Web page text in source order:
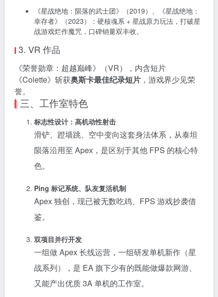
《星战绝地：陨落的武士团》（2019）、《星战绝地：
幸存者》（2023）：硬核魂系 + 星战原力玩法，打破星
战游戏烂作魔咒，口碑销量双丰收。
3. VR 作品
《荣誉勋章：超越巅峰》（VR），内含短片
《Colette》斩获奥斯卡最佳纪录短片 ，游戏界少见荣
誉。
三、工作室特色
标志性设计：高机动性射击
滑铲、蹬墙跳、空中变向这套身法体系，从泰坦
陨落沿用至 Apex，是区别于其他 FPS 的核心特
色。
Ping 标记系统、队友复活机制
Apex 独创，现已被无数吃鸡、FPS 游戏抄袭借
鉴。
双项目并行开发
一组做 Apex 长线运营，一组研发单机新作（星
战系列），是 EA 旗下少有的既能做爆款网游、
又能产出优质 3A 单机的工作室。